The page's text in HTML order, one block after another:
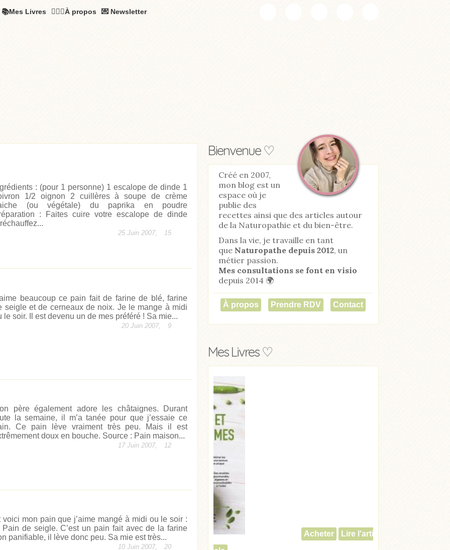
📚Mes Livres 🧚🏻‍♂️À propos 💌 Newsletter
: (pour 1 personne) 1 escalope de dinde 1
1/2 oignon 2 cuillères à soupe de crème
(ou végétale) du paprika en poudre
: Faites cuire votre escalope de dinde
25 Juin 2007, 15
beaucoup ce pain fait de farine de blé, farine
seigle et de cerneaux de noix. Je le mange à midi
le soir. Il est devenu un de mes préféré ! Sa mie...
20 Juin 2007, 9
père également adore les châtaignes. Durant
la semaine, il m’a tanée pour que j’essaie ce
Ce pain lève vraiment très peu. Mais il est
doux en bouche. Source : Pain maison...
17 Juin 2007, 12
voici mon pain que j’aime mangé à midi ou le soir :
Pain de seigle. C’est un pain fait avec de la farine
panifiable, il lève donc peu. Sa mie est très...
10 Juin 2007, 20
Bienvenue ♡
Créé en 2007,
mon blog est un
espace où je
publie des
recettes ainsi que des articles autour
de la Naturopathie et du bien-être.
Dans la vie, je travaille en tant
que Naturopathe depuis 2012, un
métier passion.
Mes consultations se font en visio
depuis 2014 🌍
À propos Prendre RDV Contact
Mes Livres ♡
Lire l'article